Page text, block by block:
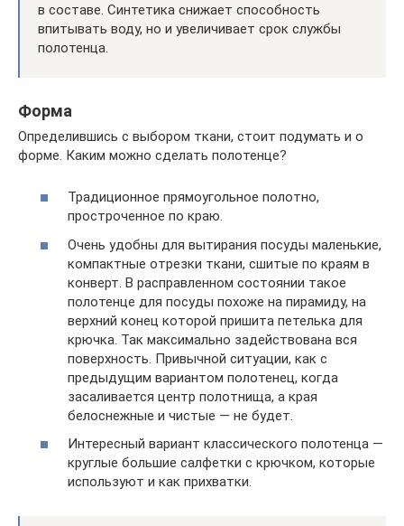
в составе. Синтетика снижает способность
впитывать воду, но и увеличивает срок службы
полотенца.
Форма
Определившись с выбором ткани, стоит подумать и о
форме. Каким можно сделать полотенце?
Традиционное прямоугольное полотно,
простроченное по краю.
Очень удобны для вытирания посуды маленькие,
компактные отрезки ткани, сшитые по краям в
конверт. В расправленном состоянии такое
полотенце для посуды похоже на пирамиду, на
верхний конец которой пришита петелька для
крючка. Так максимально задействована вся
поверхность. Привычной ситуации, как с
предыдущим вариантом полотенец, когда
засаливается центр полотнища, а края
белоснежные и чистые — не будет.
Интересный вариант классического полотенца —
круглые большие салфетки с крючком, которые
используют и как прихватки.